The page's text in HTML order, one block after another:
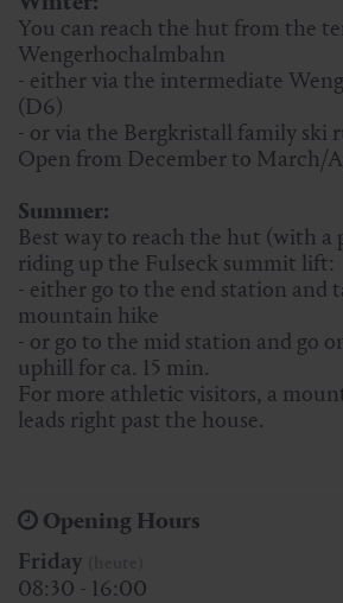
You can reach the hut from the
Wengerhochalmbahn
- either via the intermediate
(D6)
- or via the Bergkristall family ski
Open from December to March/
Summer:
Best way to reach the hut (with a
riding up the Fulseck summit lift:
- either go to the end station and
mountain hike
- or go to the mid station and go
uphill for ca. 15 min.
For more athletic visitors, a
leads right past the house.
Opening Hours
Friday
08:30 - 16:00